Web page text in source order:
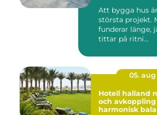
Att bygga hus
största projekt.
funderar länge,
tittar på ritni...
05. aug
Hotell halland natur, mat
och
harmonisk